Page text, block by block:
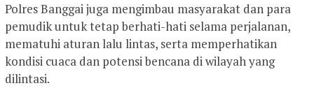
Polres Banggai juga mengimbau masyarakat dan para
pemudik untuk tetap berhati-hati selama perjalanan,
mematuhi aturan lalu lintas, serta memperhatikan
kondisi cuaca dan potensi bencana di wilayah yang
dilintasi.